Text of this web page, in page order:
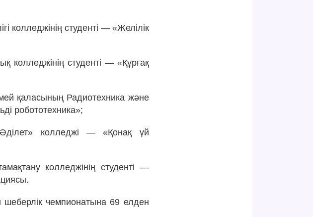
колледжінің студенті — «Желілік
студенті — «Құрғақ
қаласының Радиотехника және
робототехника»;
колледжі — «Қонақ үй
колледжінің студенті —
чемпионатына 69 елден